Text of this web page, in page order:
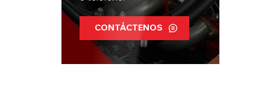
CONTÁCTENOS